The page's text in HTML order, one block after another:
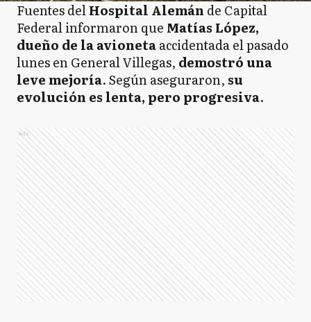
Fuentes delHospital Alemán de Capital
Federal informaron que Matías López,
dueño de la avionetaaccidentada el pasado
lunes en General Villegas, demostró una
leve mejoría. Según aseguraron, su
evolución es lenta, pero progresiva.
Ads